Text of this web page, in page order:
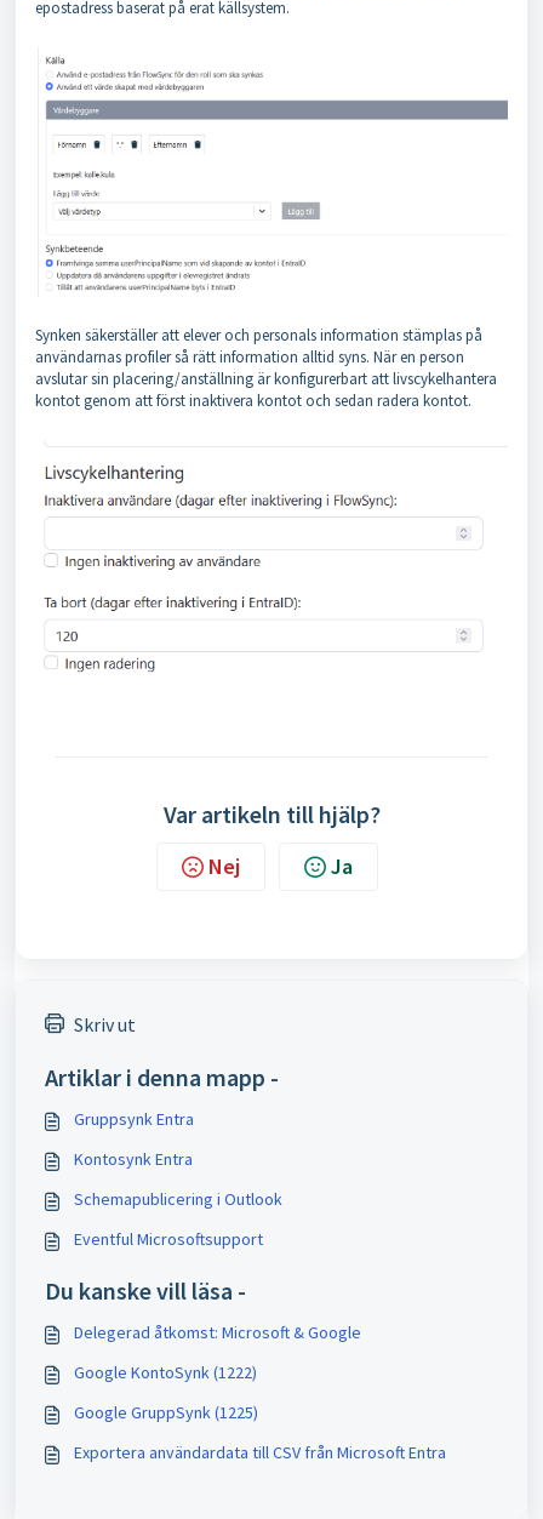
epostadress baserat på erat källsystem.
Synken säkerställer att elever och personals information stämplas på
användarnas profiler så rätt information alltid syns. När en person
avslutar sin placering/anställning är konfigurerbart att livscykelhantera
kontot genom att först inaktivera kontot och sedan radera kontot.
Var artikeln till hjälp?
Nej Ja
Skriv ut
Artiklar i denna mapp -
Gruppsynk Entra
Kontosynk Entra
Schemapublicering i Outlook
Eventful Microsoftsupport
Du kanske vill läsa -
Delegerad åtkomst: Microsoft & Google
Google KontoSynk (1222)
Google GruppSynk (1225)
Exportera användardata till CSV från Microsoft Entra